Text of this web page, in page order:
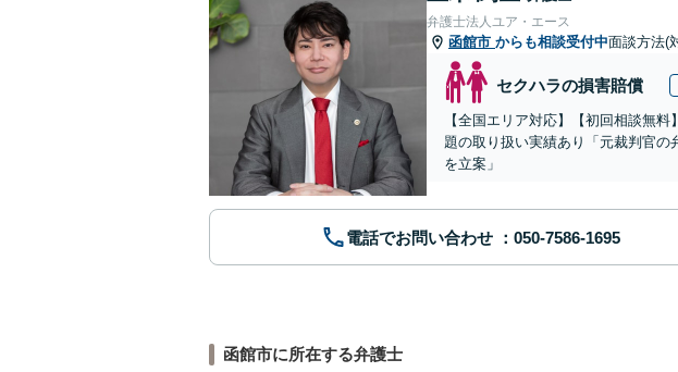
弁護士法人ユア・エース
函館市 からも相談受付中面談方法(
セクハラの損害賠償
【全国エリア対応】【初回相談無
題の取り扱い実績あり「元裁判官
を立案」
電話でお問い合わせ
函館市に所在する弁護士